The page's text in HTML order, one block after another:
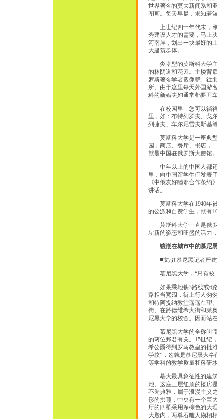
世界著名的莫大新闻系和
图画。每天早晨，求知若
上世纪四十年代末，刚
秀建设人才的需要，马上
河南岸，划出一块最好的
大建筑群体。
尖塔型的莫斯科大学主
的林阴道和花园。主楼背
罗斯著名学者塑像群。往
所。由于这里每天外国游
科的新婚夫妇通常都要开
在校园里，您可以徜徉
里，如：布特列罗夫、戈
列捷夫、车尔尼雪夫斯基
莫斯科大学是一座典型
园；商店、餐厅、书店，
就是中国驻俄罗斯大使馆
中年以上的中国人都还
里，向中国留学生们发表
《中俄友好睦邻合作条
讲话。
莫斯科大学在1940年被
的公派和自费学生，就有
莫斯科大学一直是俄罗
崭新的姿态和旺盛的活力
镶嵌在城市中的慕尼
■文/驻慕尼黑记者严
慕尼黑大学，“只有校
如果乘地铁3路线或6路
路相当宽阔，街上行人匆
和特阿提纳教堂遥遥在望
街。在路德维希大街和莱
尼黑大学的校舍。因而站
慕尼黑大学的全称叫“
的两位邦君有关。15世纪
希公爵得到罗马教皇的批
学校”，这就是慕尼黑大
等学科的教学质量和科研
慕大最具象征性的建筑
池。这座三层红顶的楼房
不失典雅，属于浪漫主义
形的拱顶，中央有一个巨
厅的四壁采用深棕色的大
大殿内，两尊石雕人物栩